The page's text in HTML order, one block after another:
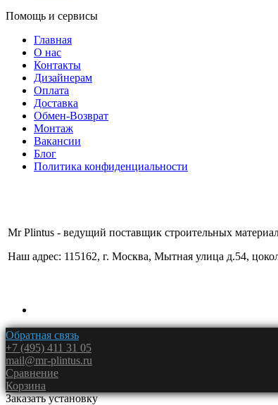
Помощь и сервисы
Главная
О нас
Контакты
Дизайнерам
Оплата
Доставка
Обмен-Возврат
Монтаж
Вакансии
Блог
Политика конфиденциальности
Mr Plintus - ведущий поставщик строительных
Наш адрес: 115162, г. Москва, Мытная улица д.54,
Обратная связь
+7 (495) 411 31 05
mail@mr-plintus.ru
Сравнение
Корзина
Заказать установку